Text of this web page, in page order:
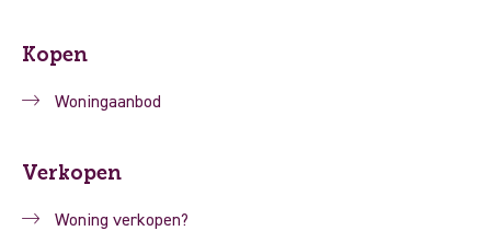
Kopen
Woningaanbod
Verkopen
Woning verkopen?